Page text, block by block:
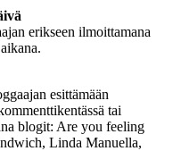
erikseen ilmoittamana
esittämään
tai
blogit: Are you feeling
Linda Manuella,